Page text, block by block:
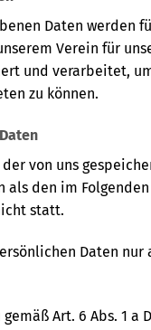
Daten werden
Verein für
und verarbeitet,
zu können.
von uns
als den im
statt.
Daten nur
Art. 6 Abs. 1 a